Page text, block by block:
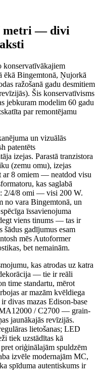
metri — divi
konservatīvākajiem
ēkā Bingemtonā, Ņujorkā
ražošanā gadu desmitiem
Šis konservatīvisms
jebkuram modelim 60 gadu
par remontējamu
un vizuālās
patentēts
izejas. Parastā tranzistora
(zemu omu), izejas
ar 8 omiem — neatdod visu
kas saglabā
2/4/8 omi — visi 200 W.
no vara Bingemtonā, un
īssavienojuma
viens tinums — tas ir
šādus gadījumus esam
mēs Autoformer
bet nemainām.
kas atrodas uz katra
— tie ir reāli
time standartu, mērot
ar mazām kvēldiega
divas mazas Edison-base
/ C2700 — grain-
jaunākajās revīzijās.
lietošanas; LED
tiek uzstādītas kā
oriģinālajām spuldzēm
izvēle modernajām MC,
spīduma autentiskums ir